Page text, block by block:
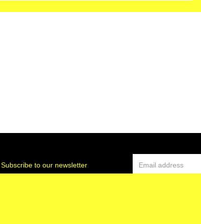
Subscribe to our newsletter